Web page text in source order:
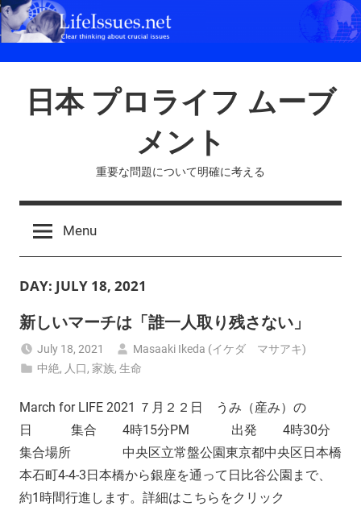
Skip
to
日本 プロライフ ムーブ
メント
重要な問題について明確に考える
Menu
DAY: JULY 18, 2021
新しいマーチは「誰一人取り残さない」
July 18, 2021
Masaaki Ikeda (イケダ マサアキ)
中絶, 人口,家族,生命
March for LIFE 2021 ７月２２日 うみ（産み）の
日 集合 4時15分PM 出発 4時30分
集合場所 中央区立常盤公園東京都中央区日本橋
本石町4-4-3日本橋から銀座を通って日比谷公園まで、
約1時間行進します。詳細はこちらをクリック